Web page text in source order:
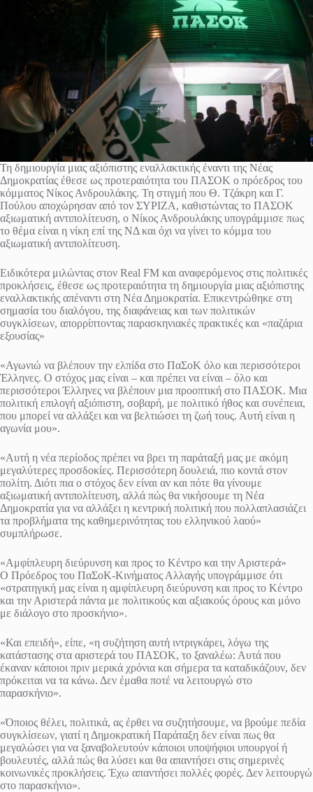
Τη δημιουργία μιας αξιόπιστης εναλλακτικής έναντι της Νέας
Δημοκρατίας έθεσε ως προτεραιότητα του ΠΑΣΟΚ ο πρόεδρος του
κόμματος Νίκος Ανδρουλάκης. Τη στιγμή που Θ. Τζάκρη και Γ.
Πούλου αποχώρησαν από τον ΣΥΡΙΖΑ, καθιστώντας το ΠΑΣΟΚ
αξιωματική αντιπολίτευση, ο Νίκος Ανδρουλάκης υπογράμμισε πως
το θέμα είναι η νίκη επί της ΝΔ και όχι να γίνει το κόμμα του
αξιωματική αντιπολίτευση.
Ειδικότερα μιλώντας στον Real FM και αναφερόμενος στις πολιτικές
προκλήσεις, έθεσε ως προτεραιότητα τη δημιουργία μιας αξιόπιστης
εναλλακτικής απέναντι στη Νέα Δημοκρατία. Επικεντρώθηκε στη
σημασία του διαλόγου, της διαφάνειας και των πολιτικών
συγκλίσεων, απορρίπτοντας παρασκηνιακές πρακτικές και «παζάρια
εξουσίας»
«Αγωνιώ να βλέπουν την ελπίδα στο ΠαΣοΚ όλο και περισσότεροι
Έλληνες. Ο στόχος μας είναι – και πρέπει να είναι – όλο και
περισσότεροι Έλληνες να βλέπουν μια προοπτική στο ΠΑΣΟΚ. Μια
πολιτική επιλογή αξιόπιστη, σοβαρή, με πολιτικό ήθος και συνέπεια,
που μπορεί να αλλάξει και να βελτιώσει τη ζωή τους. Αυτή είναι η
αγωνία μου».
«Αυτή η νέα περίοδος πρέπει να βρει τη παράταξή μας με ακόμη
μεγαλύτερες προσδοκίες. Περισσότερη δουλειά, πιο κοντά στον
πολίτη. Διότι πια ο στόχος δεν είναι αν και πότε θα γίνουμε
αξιωματική αντιπολίτευση, αλλά πώς θα νικήσουμε τη Νέα
Δημοκρατία για να αλλάξει η κεντρική πολιτική που πολλαπλασιάζει
τα προβλήματα της καθημερινότητας του ελληνικού λαού»
συμπλήρωσε.
«Αμφίπλευρη διεύρυνση και προς το Κέντρο και την Αριστερά»
Ο Πρόεδρος του ΠαΣοΚ-Κινήματος Αλλαγής υπογράμμισε ότι
«στρατηγική μας είναι η αμφίπλευρη διεύρυνση και προς το Κέντρο
και την Αριστερά πάντα με πολιτικούς και αξιακούς όρους και μόνο
με διάλογο στο προσκήνιο».
«Και επειδή», είπε, «η συζήτηση αυτή ιντριγκάρει, λόγω της
κατάστασης στα αριστερά του ΠΑΣΟΚ, το ξαναλέω: Αυτά που
έκαναν κάποιοι πριν μερικά χρόνια και σήμερα τα καταδικάζουν, δεν
πρόκειται να τα κάνω. Δεν έμαθα ποτέ να λειτουργώ στο
παρασκήνιο».
«Όποιος θέλει, πολιτικά, ας έρθει να συζητήσουμε, να βρούμε πεδία
συγκλίσεων, γιατί η Δημοκρατική Παράταξη δεν είναι πως θα
μεγαλώσει για να ξαναβολευτούν κάποιοι υποψήφιοι υπουργοί ή
βουλευτές, αλλά πώς θα λύσει και θα απαντήσει στις σημερινές
κοινωνικές προκλήσεις. Έχω απαντήσει πολλές φορές. Δεν λειτουργώ
στο παρασκήνιο».